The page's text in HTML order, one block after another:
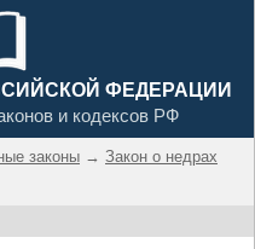
ФЕДЕРАЦИИ
и кодексов РФ
законы → Закон о недрах